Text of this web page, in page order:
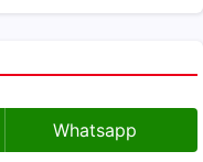
Whatsapp